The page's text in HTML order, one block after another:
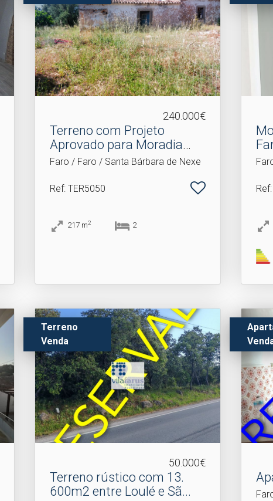
240.000€
Terreno com Projeto
Aprovado para Moradia
Tér.​..
Faro / Faro / Santa Bárbara de Nexe
Ref: TER5050
217 m2 2
Ref
Terreno
Venda
50.000€
Terreno rústico com 13.​
600m2 entre Loulé e Sã...